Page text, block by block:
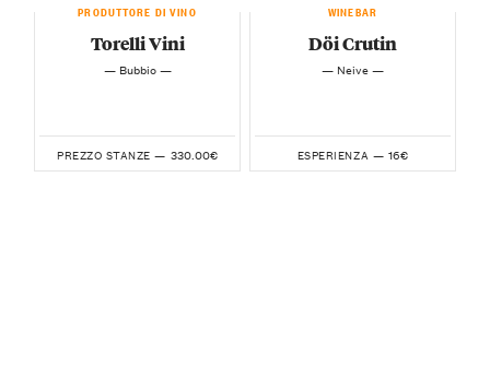
PRODUTTORE DI VINO
Torelli Vini
— Bubbio —
PREZZO STANZE — 330.00€
WINEBAR
Döi Crutin
— Neive —
ESPERIENZA — 16€